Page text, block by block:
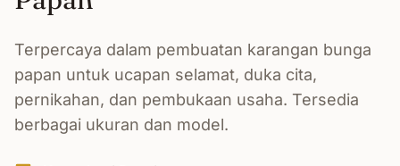
Terpercaya dalam pembuatan karangan bunga
papan untuk ucapan selamat, duka cita,
pernikahan, dan pembukaan usaha. Tersedia
berbagai ukuran dan model.